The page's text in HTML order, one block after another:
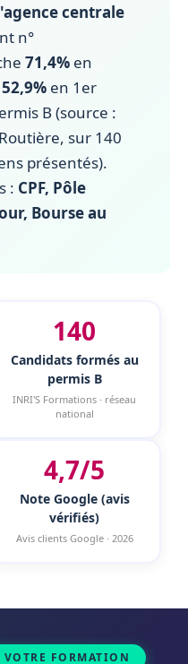
centrale
n°
71,4% en
52,9% en 1er
B (source :
sur 140
présentés).
: CPF, Pôle
Bourse au
140
Candidats formés au
permis B
INRI'S Formations · réseau
national
4,7/5
Note Google (avis
vérifiés)
Avis clients Google · 2026
FORMATION